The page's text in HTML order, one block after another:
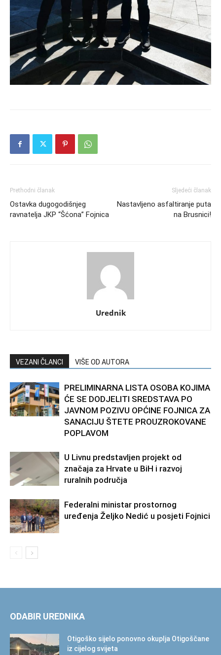
Prethodni članak
Ostavka dugogodišnjeg
ravnatelja JKP “Šćona” Fojnica
Sljedeći članak
Nastavljeno asfaltiranje puta
na Brusnici!
Urednik
VEZANI ČLANCI VIŠE OD AUTORA
PRELIMINARNA LISTA OSOBA KOJIMA
ĆE SE DODJELITI SREDSTAVA PO
JAVNOM POZIVU OPĆINE FOJNICA ZA
SANACIJU ŠTETE PROUZROKOVANE
POPLAVOM
U Livnu predstavljen projekt od
značaja za Hrvate u BiH i razvoj
ruralnih područja
Federalni ministar prostornog
uređenja Željko Nedić u posjeti Fojnici
ODABIR UREDNIKA
Otigoško sijelo ponovno okuplja Otigoščane
iz cijelog svijeta